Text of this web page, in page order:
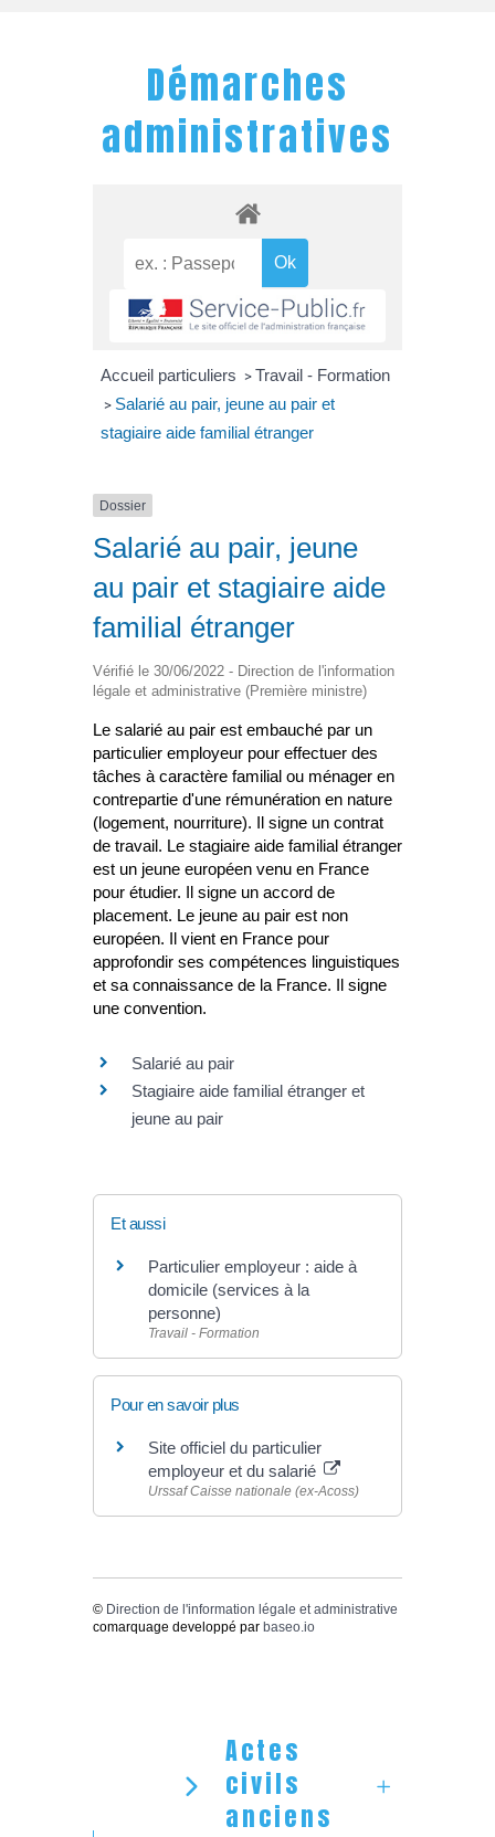
Démarches
administratives
Accueil particuliers > Travail - Formation
> Salarié au pair, jeune au pair et
stagiaire aide familial étranger
Dossier
Salarié au pair, jeune
au pair et stagiaire aide
familial étranger
Vérifié le 30/06/2022 - Direction de l'information
légale et administrative (Première ministre)
Le salarié au pair est embauché par un
particulier employeur pour effectuer des
tâches à caractère familial ou ménager en
contrepartie d'une rémunération en nature
(logement, nourriture). Il signe un contrat
de travail. Le stagiaire aide familial étranger
est un jeune européen venu en France
pour étudier. Il signe un accord de
placement. Le jeune au pair est non
européen. Il vient en France pour
approfondir ses compétences linguistiques
et sa connaissance de la France. Il signe
une convention.
Salarié au pair
Stagiaire aide familial étranger et
jeune au pair
Et aussi
Particulier employeur : aide à
domicile (services à la
personne)
Travail - Formation
Pour en savoir plus
Site officiel du particulier
employeur et du salarié
Urssaf Caisse nationale (ex-Acoss)
© Direction de l'information légale et administrative
comarquage developpé par baseo.io
Actes
civils
anciens